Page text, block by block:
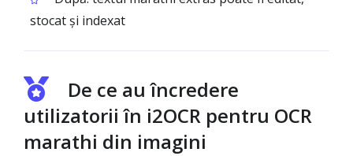
stocat și indexat
De ce au încredere
utilizatorii în i2OCR pentru OCR
marathi din imagini